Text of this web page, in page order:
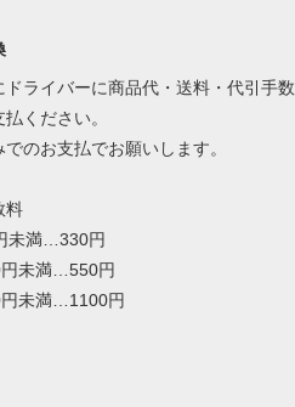
ドライバーに商品代・送料・代引手数
ください。
のお支払でお願いします。
料
未満…330円
未満…550円
未満…1100円